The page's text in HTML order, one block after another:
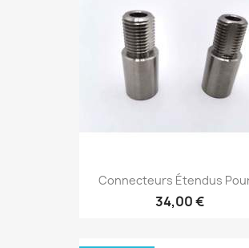
Connecteurs Étendus
34,00 €